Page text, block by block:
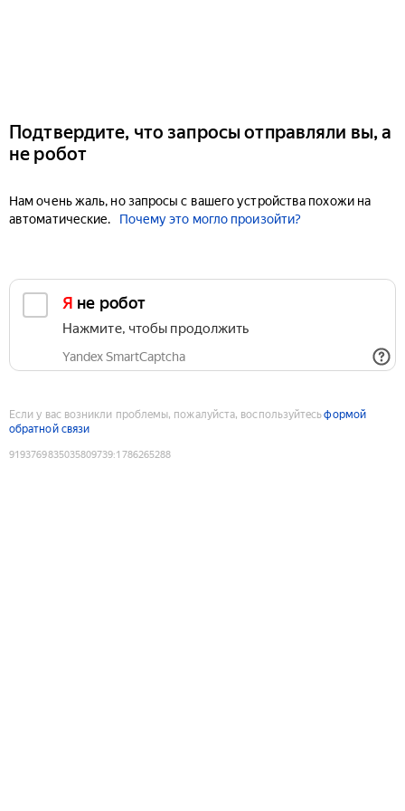
Подтвердите, что запросы отправляли вы, а
не робот
Нам очень жаль, но запросы с вашего устройства похожи на
автоматические.
Почему это могло произойти?
Я не робот
Нажмите, чтобы продолжить
Yandex SmartCaptcha
Если у вас возникли проблемы, пожалуйста, воспользуйтесьформой
обратной связи
9193769835035809739:1786265288